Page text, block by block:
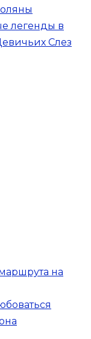
легенды в
Слез
на